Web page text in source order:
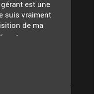
est une
suis vraiment
de ma
...